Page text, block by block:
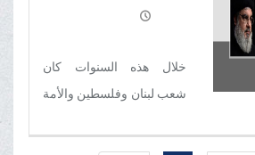
برکاته عقب استشهاد
خلال هذه السنوات كان
شعب لبنان وفلسطين والأمة
الحكيمة في الحرب ضد